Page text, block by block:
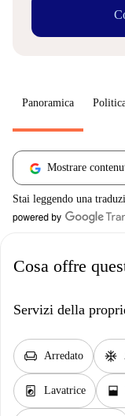
Panoramica
Mostrare
Stai leggendo una
Cosa offre
Servizi della
chair Arredato ac_unit
local_laundry_service Lavatrice window_open